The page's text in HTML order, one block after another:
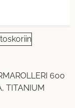
600
TITANIUM